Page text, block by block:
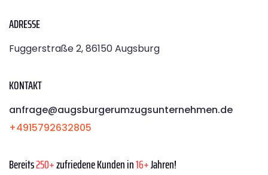
ADRESSE
Fuggerstraße 2, 86150 Augsburg
KONTAKT
anfrage@augsburgerumzugsunternehmen.de
+4915792632805
Bereits250+zufriedene Kunden in16+Jahren!